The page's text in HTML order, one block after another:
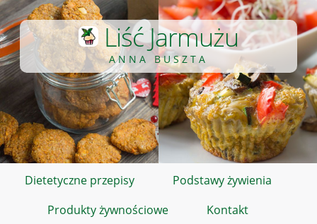
Liść Jarmużu
ANNA BUSZTA
Dietetyczne przepisy
Podstawy żywienia
Produkty żywnościowe
Kontakt